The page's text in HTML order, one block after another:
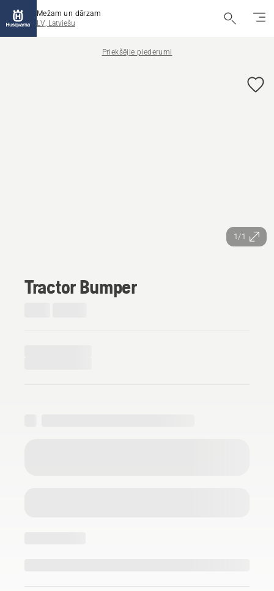
Mežam un dārzam
LV, Latviešu
Priekšējie piederumi
1/1
Tractor Bumper